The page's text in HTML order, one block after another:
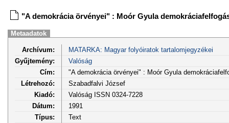
"A demokrácia örvényei" : Moór Gyula
Metaadatok
Archívum:
MATARKA: Magyar folyóiratok tartalomjegyzékei
Gyűjtemény:
Valóság
Cím:
"A demokrácia örvényei" : Moór Gyula
Létrehozó:
Szabadfalvi József
Kiadó:
Valóság ISSN 0324-7228
Dátum:
1991
Típus:
Text